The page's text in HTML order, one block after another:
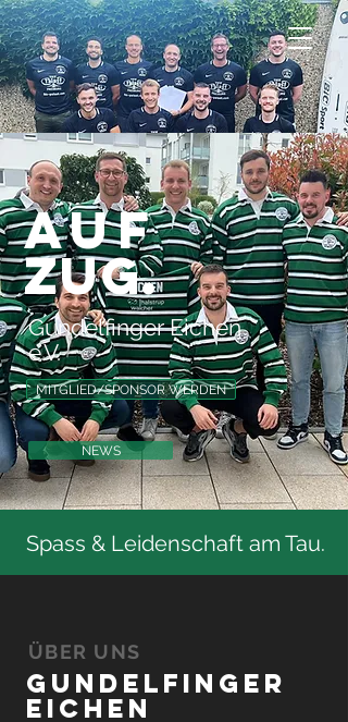
Auf
Zug.
Gundelfinger Eichen
e.V.
MITGLIED/SPONSOR WERDEN
NEWS
Spass & Leidenschaft am Tau.
ÜBER UNS
Gundelfinger
Eichen